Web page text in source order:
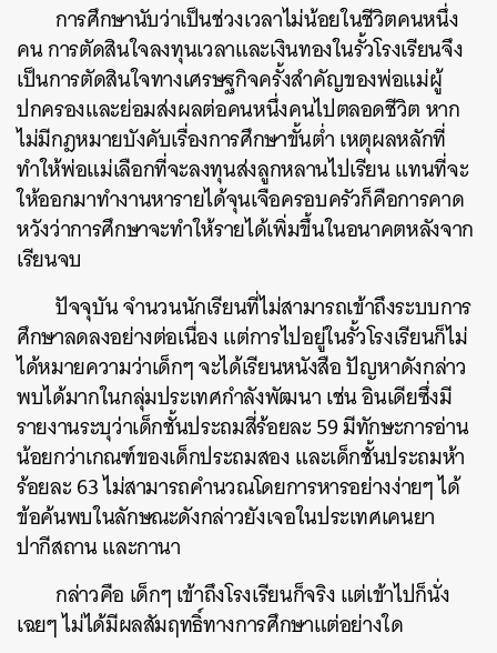
การศึกษานับว่าเป็นช่วงเวลาไม่น้อยในชีวิตคนหนึ่ง
คน การตัดสินใจลงทุนเวลาและเงินทองในรั้วโรงเรียนจึง
เป็นการตัดสินใจทางเศรษฐกิจครั้งสำคัญของพ่อแม่ผู้
ปกครองและย่อมส่งผลต่อคนหนึ่งคนไปตลอดชีวิต หาก
ไม่มีกฎหมายบังคับเรื่องการศึกษาขั้นต่ำ เหตุผลหลักที่
ทำให้พ่อแม่เลือกที่จะลงทุนส่งลูกหลานไปเรียน แทนที่จะ
ให้ออกมาทำงานหารายได้จุนเจือครอบครัวก็คือการคาด
หวังว่าการศึกษาจะทำให้รายได้เพิ่มขึ้นในอนาคตหลังจาก
เรียนจบ
ปัจจุบัน จำนวนนักเรียนที่ไม่สามารถเข้าถึงระบบการ
ศึกษาลดลงอย่างต่อเนื่อง แต่การไปอยู่ในรั้วโรงเรียนก็ไม่
ได้หมายความว่าเด็กๆ จะได้เรียนหนังสือ ปัญหาดังกล่าว
พบได้มากในกลุ่มประเทศกำลังพัฒนา เช่น อินเดียซึ่งมี
รายงานระบุว่าเด็กชั้นประถมสี่ร้อยละ 59 มีทักษะการอ่าน
น้อยกว่าเกณฑ์ของเด็กประถมสอง และเด็กชั้นประถมห้า
ร้อยละ 63 ไม่สามารถคำนวณโดยการหารอย่างง่ายๆ ได้
ข้อค้นพบในลักษณะดังกล่าวยังเจอในประเทศเคนยา
ปากีสถาน และกานา
กล่าวคือ เด็กๆ เข้าถึงโรงเรียนก็จริง แต่เข้าไปก็นั่ง
เฉยๆ ไม่ได้มีผลสัมฤทธิ์ทางการศึกษาแต่อย่างใด